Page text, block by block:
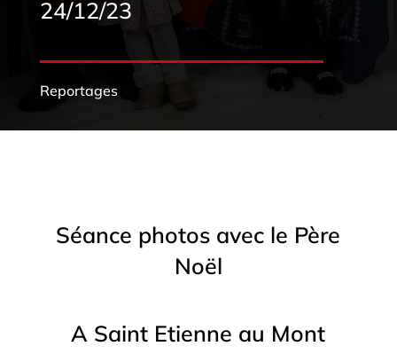
24/12/23
Reportages
Séance photos avec le Père
Noël
A Saint Etienne au Mont